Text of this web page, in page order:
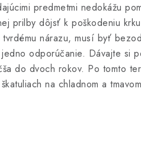
predmetmi nedokážu
prilby dôjsť k poškodeniu
nárazu, musí byť
odporúčanie. Dávajte si
do dvoch rokov. Po tomto
na chladnom a